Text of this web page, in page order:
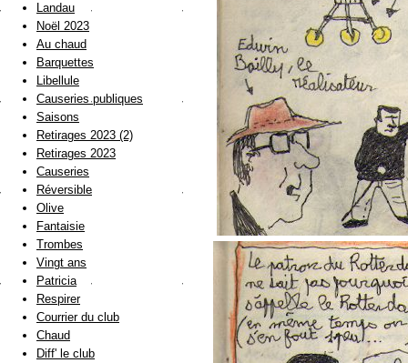
Landau
Noël 2023
Au chaud
Barquettes
Libellule
Causeries publiques
Saisons
Retirages 2023 (2)
Retirages 2023
Causeries
Réversible
Olive
Fantaisie
Trombes
Vingt ans
Patricia
Respirer
Courrier du club
Chaud
Diff' le club